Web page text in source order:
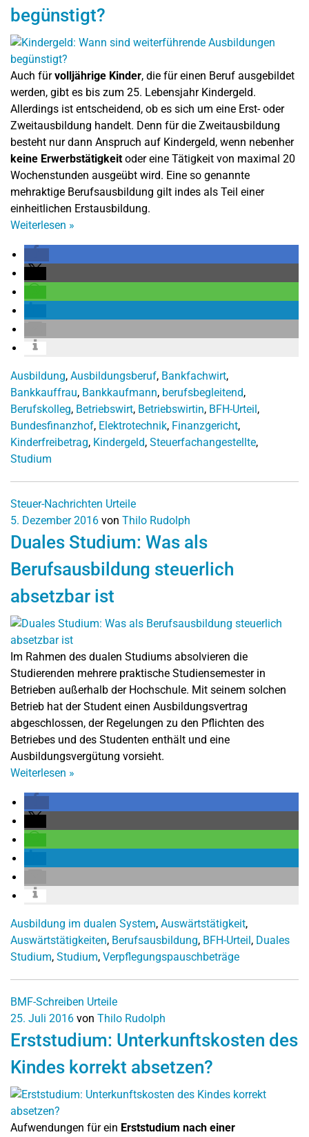
begünstigt?
Auch fürvolljährige Kinder, die für einen Beruf ausgebildet
werden, gibt es bis zum 25. Lebensjahr Kindergeld.
Allerdings ist entscheidend, ob es sich um eine Erst- oder
Zweitausbildung handelt. Denn für die Zweitausbildung
besteht nur dann Anspruch auf Kindergeld, wenn nebenher
keine Erwerbstätigkeitoder eine Tätigkeit von maximal 20
Wochenstunden ausgeübt wird. Eine so genannte
mehraktige Berufsausbildung gilt indes als Teil einer
einheitlichen Erstausbildung.
Weiterlesen »
Ausbildung, Ausbildungsberuf, Bankfachwirt,
Bankkauffrau, Bankkaufmann, berufsbegleitend,
Berufskolleg, Betriebswirt, Betriebswirtin, BFH-Urteil,
Bundesfinanzhof, Elektrotechnik, Finanzgericht,
Kinderfreibetrag, Kindergeld, Steuerfachangestellte,
Studium
Steuer-Nachrichten Urteile
5. Dezember 2016 von Thilo Rudolph
Duales Studium: Was als
Berufsausbildung steuerlich
absetzbar ist
Im Rahmen des dualen Studiums absolvieren die
Studierenden mehrere praktische Studiensemester in
Betrieben außerhalb der Hochschule. Mit seinem solchen
Betrieb hat der Student einen Ausbildungsvertrag
abgeschlossen, der Regelungen zu den Pflichten des
Betriebes und des Studenten enthält und eine
Ausbildungsvergütung vorsieht.
Weiterlesen »
Ausbildung im dualen System, Auswärtstätigkeit,
Auswärtstätigkeiten, Berufsausbildung, BFH-Urteil, Duales
Studium, Studium, Verpflegungspauschbeträge
BMF-Schreiben Urteile
25. Juli 2016 von Thilo Rudolph
Erststudium: Unterkunftskosten des
Kindes korrekt absetzen?
Aufwendungen für ein Erststudium nach einer